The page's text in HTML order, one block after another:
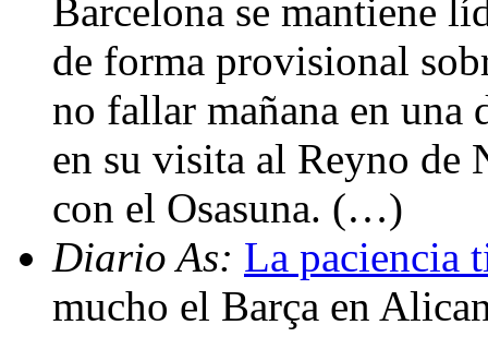
Barcelona se mantiene
de forma provisional
no fallar mañana en
en su visita al Reyno de
con el Osasuna. (…)
Diario As: La paciencia
mucho el Barça en